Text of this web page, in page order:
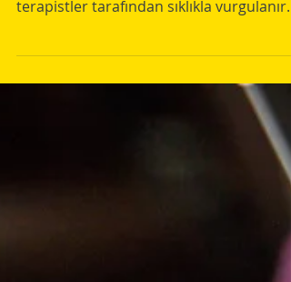
Deneyimin Rolü
Çocukların gelişiminde duyusal
deneyimlerin önemi, eğitimciler ve
terapistler tarafından sıklıkla vurgulanır.